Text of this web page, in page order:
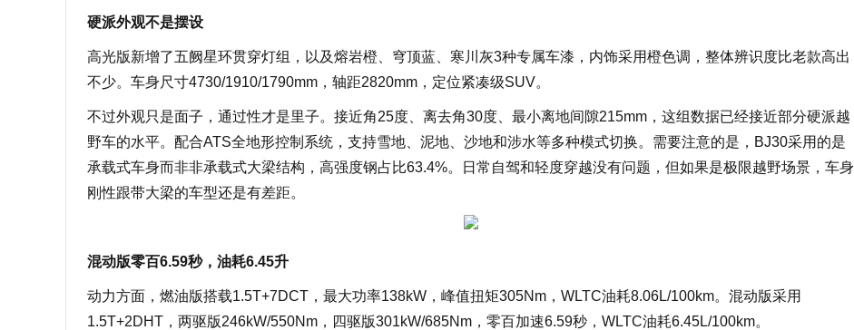
硬派外观不是摆设
高光版新增了五阙星环贯穿灯组，以及熔岩橙、穹顶蓝、寒川灰3种专属车漆，内饰采用橙色调，整体辨识度比老款高出
不少。车身尺寸4730/1910/1790mm，轴距2820mm，定位紧凑级SUV。
不过外观只是面子，通过性才是里子。接近角25度、离去角30度、最小离地间隙215mm，这组数据已经接近部分硬派越
野车的水平。配合ATS全地形控制系统，支持雪地、泥地、沙地和涉水等多种模式切换。需要注意的是，BJ30采用的是
承载式车身而非非承载式大梁结构，高强度钢占比63.4%。日常自驾和轻度穿越没有问题，但如果是极限越野场景，车身
刚性跟带大梁的车型还是有差距。
混动版零百6.59秒，油耗6.45升
动力方面，燃油版搭载1.5T+7DCT，最大功率138kW，峰值扭矩305Nm，WLTC油耗8.06L/100km。混动版采用
1.5T+2DHT，两驱版246kW/550Nm，四驱版301kW/685Nm，零百加速6.59秒，WLTC油耗6.45L/100km。